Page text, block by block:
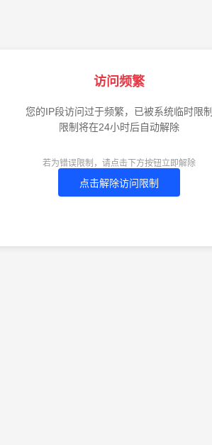
访问频繁
您的IP段访问过于频繁，已被系统临时限制
限制将在24小时后自动解除
若为错误限制，请点击下方按钮立即解除
点击解除访问限制